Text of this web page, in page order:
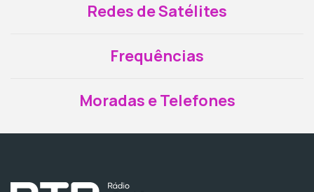
Redes de Satélites
Frequências
Moradas e Telefones